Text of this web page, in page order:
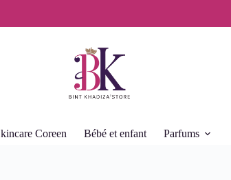
Coreen Bébé et enfant Parfums